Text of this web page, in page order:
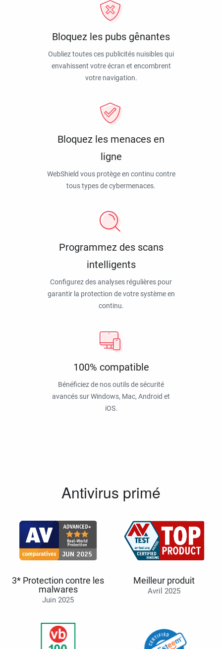
Bloquez les pubs gênantes
Oubliez toutes ces publicités nuisibles qui
envahissent votre écran et encombrent
votre navigation.
Bloquez les menaces en
ligne
WebShield vous protège en continu contre
tous types de cybermenaces.
Programmez des scans
intelligents
Configurez des analyses régulières pour
garantir la protection de votre système en
continu.
100% compatible
Bénéficiez de nos outils de sécurité
avancés sur Windows, Mac, Android et
iOS.
Antivirus primé
3* Protection contre les
malwares
Juin 2025
Meilleur produit
Avril 2025